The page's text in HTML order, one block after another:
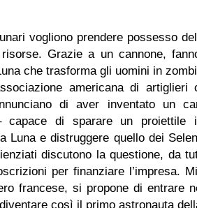
vogliono prendere possesso
Grazie a un cannone,
che trasforma gli uomini in
americana di artiglieri
di aver inventato un
capace di sparare un proiettile
Luna e distruggere quello dei
discutono la que­stione, da
per finan­ziare l’impresa.
francese, si propone di entrare
così il primo astronauta